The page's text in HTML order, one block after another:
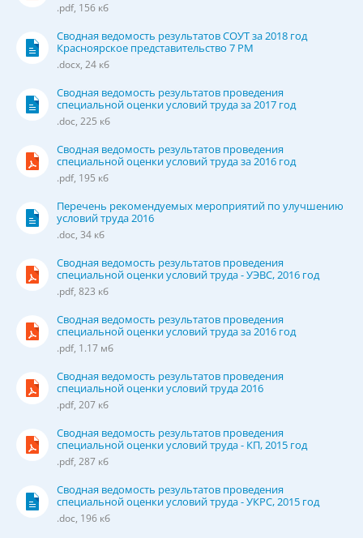
.pdf, 156 кб
Сводная ведомость результатов СОУТ за 2018 год
Красноярское представительство 7 РМ
.docx, 24 кб
Сводная ведомость результатов проведения
специальной оценки условий труда за 2017 год
.doc, 225 кб
Сводная ведомость результатов проведения
специальной оценки условий труда за 2016 год
.pdf, 195 кб
Перечень рекомендуемых мероприятий по улучшению
условий труда 2016
.doc, 34 кб
Сводная ведомость результатов проведения
специальной оценки условий труда - УЭВС, 2016 год
.pdf, 823 кб
Сводная ведомость результатов проведения
специальной оценки условий труда за 2016 год
.pdf, 1.17 мб
Сводная ведомость результатов проведения
специальной оценки условий труда 2016
.pdf, 207 кб
Сводная ведомость результатов проведения
специальной оценки условий труда - КП, 2015 год
.pdf, 287 кб
Сводная ведомость результатов проведения
специальной оценки условий труда - УКРС, 2015 год
.doc, 196 кб